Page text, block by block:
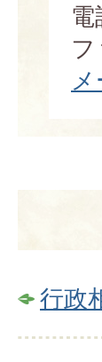
行政